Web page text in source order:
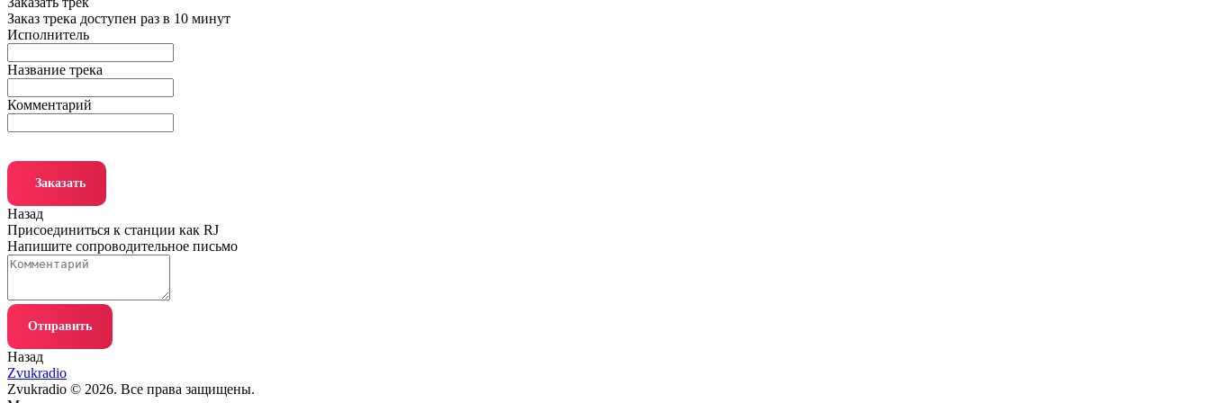
Заказ трека доступен раз в 10 минут
Исполнитель
Название трека
Комментарий
Заказать
Назад
Присоединиться к станции как RJ
Напишите сопроводительное письмо
Отправить
Назад
Zvukradio
Zvukradio © 2026. Все права защищены.